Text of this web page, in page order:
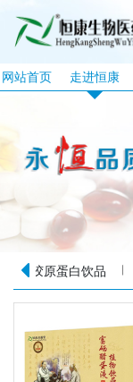
网站首页
走进恒康
企业资质
行业资讯
企业文化
企业视频
品牌故事
胶原蛋白饮品